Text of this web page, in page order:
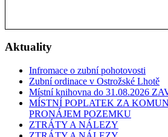
Aktuality
Infromace o zubní pohotovosti
Zubní ordinace v Ostrožské Lhotě
Místní knihovna do 31.08.2026
MÍSTNÍ POPLATEK ZA
PRONÁJEM POZEMKU
ZTRÁTY A NÁLEZY